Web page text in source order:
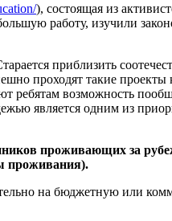
), состоящая из
работу, изучили
приблизить
проходят такие проекты
возможность
является одним из
проживающих за
проживания).
на бюджетную или